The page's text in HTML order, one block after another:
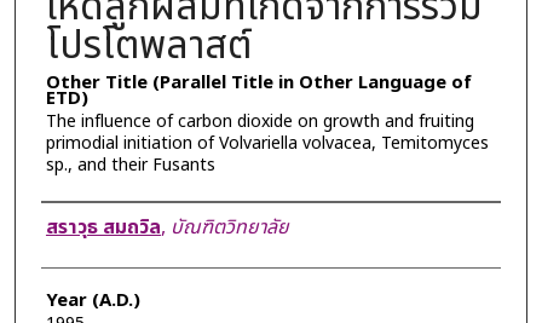
โปรโตพลาสต์
Other Title (Parallel Title in Other Language of
ETD)
The influence of carbon dioxide on growth and fruiting
primodial initiation of Volvariella volvacea, Temitomyces
sp., and their Fusants
Author
สราวุธ สมถวิล, บัณฑิตวิทยาลัย
Year (A.D.)